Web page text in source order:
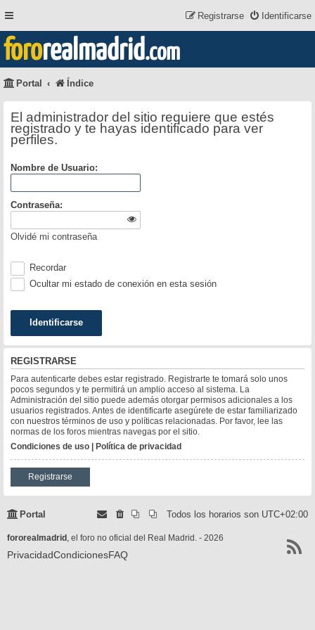
Identificarse
Registrarse
fororealmadrid.com
Portal Índice
El administrador del sitio requiere que estés
registrado y te hayas identificado para ver
perfiles.
Nombre de Usuario:
Contraseña:
Olvidé mi contraseña
Recordar
Ocultar mi estado de conexión en esta sesión
REGISTRARSE
Para autenticarte debes estar registrado. Registrarte te tomará solo unos
pocos segundos y te permitirá un amplio acceso al sistema. La
Administración del sitio puede además otorgar permisos adicionales a los
usuarios registrados. Antes de identificarte asegúrete de estar familiarizado
con nuestros términos de uso y políticas relacionadas. Por favor, lee las
normas de los foros mientras navegas por el sitio.
Condiciones de uso | Política de privacidad
Registrarse
Portal Todos los horarios son UTC+02:00
fororealmadrid , el foro no oficial del Real Madrid. - 2026
PrivacidadCondicionesFAQ